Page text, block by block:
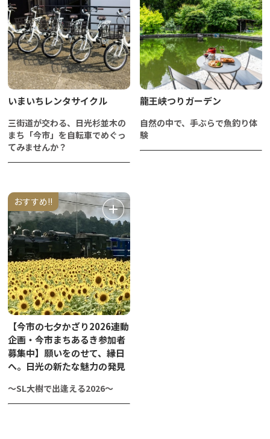
いまいちレンタサイクル
三街道が交わる、日光杉並木の
まち「今市」を自転車でめぐっ
てみませんか？
龍王峡つりガーデン
自然の中で、手ぶらで魚釣り体
験
おすすめ!!
【今市の七夕かざり2026連動
企画・今市まちあるき参加者
募集中】願いをのせて、縁日
へ。日光の新たな魅力の発見
～SL大樹で出逢える2026～